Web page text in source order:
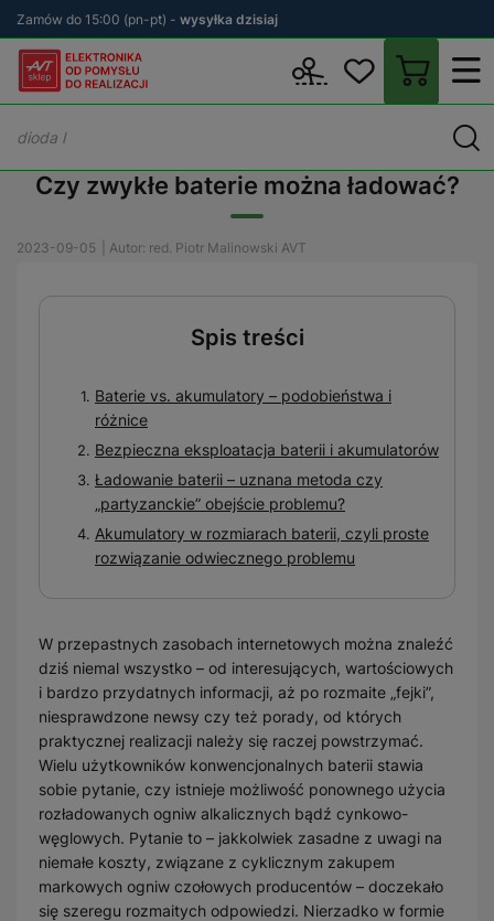
Zamów do 15:00 (pn-pt) - wysyłka dzisiaj
Czy zwykłe baterie można ładować?
Czy zwykłe baterie można ładować?
2023-09-05 | Autor: red. Piotr Malinowski AVT
Spis treści
Baterie vs. akumulatory – podobieństwa i
różnice
Bezpieczna eksploatacja baterii i akumulatorów
Ładowanie baterii – uznana metoda czy
„partyzanckie” obejście problemu?
Akumulatory w rozmiarach baterii, czyli proste
rozwiązanie odwiecznego problemu
W przepastnych zasobach internetowych można znaleźć
dziś niemal wszystko – od interesujących, wartościowych
i bardzo przydatnych informacji, aż po rozmaite „fejki”,
niesprawdzone newsy czy też porady, od których
praktycznej realizacji należy się raczej powstrzymać.
Wielu użytkowników konwencjonalnych baterii stawia
sobie pytanie, czy istnieje możliwość ponownego użycia
rozładowanych ogniw alkalicznych bądź cynkowo-
węglowych. Pytanie to – jakkolwiek zasadne z uwagi na
niemałe koszty, związane z cyklicznym zakupem
markowych ogniw czołowych producentów – doczekało
się szeregu rozmaitych odpowiedzi. Nierzadko w formie